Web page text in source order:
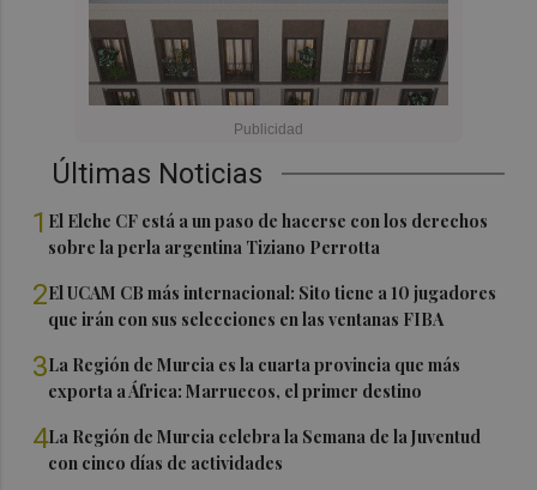
Últimas Noticias
1 El Elche CF está a un paso de hacerse con los derechos
sobre la perla argentina Tiziano Perrotta
2El UCAM CB más internacional: Sito tiene a 10 jugadores
que irán con sus selecciones en las ventanas FIBA
3La Región de Murcia es la cuarta provincia que más
exporta a África: Marruecos, el primer destino
4La Región de Murcia celebra la Semana de la Juventud
con cinco días de actividades